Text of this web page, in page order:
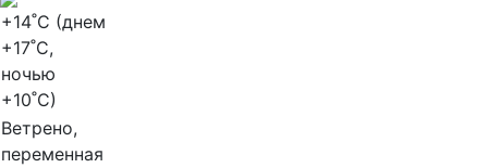
+14˚C (днем
+17˚C,
ночью
+10˚C)
Ветрено,
переменная